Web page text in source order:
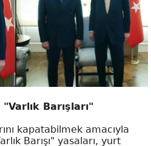
Barışları"
kapatabilmek amacıyla
Barışı" yasaları, yurt